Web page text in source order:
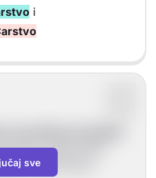
i
vojskovođa
cara Romula
sve